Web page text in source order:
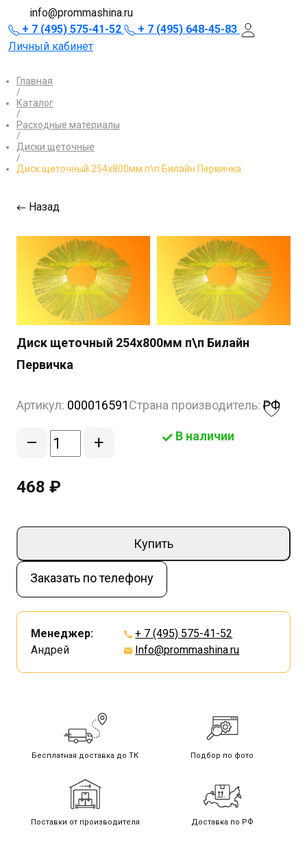
info@prommashina.ru
+ 7 (495) 575-41-52
+ 7 (495) 648-45-83
Личный кабинет
Главная
/
Каталог
/
Расходные материалы
/
Диски щеточные
/
Диск щеточный 254х800мм п\п Билайн Первичка
Назад
Диск щеточный 254х800мм п\п Билайн
Первичка
Артикул: 000016591Страна производитель: РФ
– + В наличии
468 ₽
Купить
Заказать по телефону
Менеджер:
Андрей
+ 7 (495) 575-41-52
Info@prommashina.ru
Бесплатная доставка до ТК Подбор по фото
Поставки от производителя Доставка по РФ